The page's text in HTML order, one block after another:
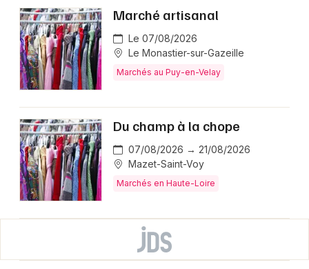
Marché artisanal
Le 07/08/2026
Le Monastier-sur-Gazeille
Marchés au Puy-en-Velay
Du champ à la chope
07/08/2026 → 21/08/2026
Mazet-Saint-Voy
Marchés en Haute-Loire